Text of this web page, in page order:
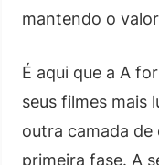
mantendo o
É aqui que a A
seus filmes mais
outra camada de
primeira fase. A